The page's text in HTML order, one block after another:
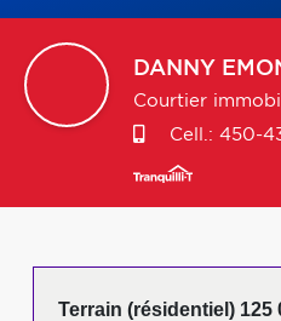
DANNY
Courtier
Cell.: 450-
Terrain (résidentiel) 125